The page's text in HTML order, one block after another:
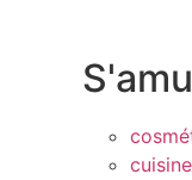
cuisine